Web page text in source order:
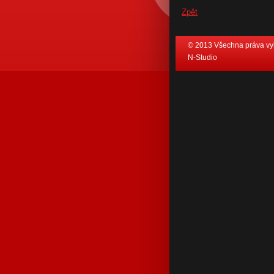
Zpět
© 2013 Všechna práva
N-Studio